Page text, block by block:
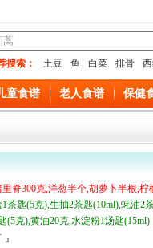
搜索： 土豆 鱼 白菜 排骨
童食谱 老人食谱 保健
里脊300克,洋葱半个,胡萝卜半根,柠
1茶匙(5克),生抽2茶匙(10ml),蚝油2
(5克),黄油20克,水淀粉1汤匙(15ml)